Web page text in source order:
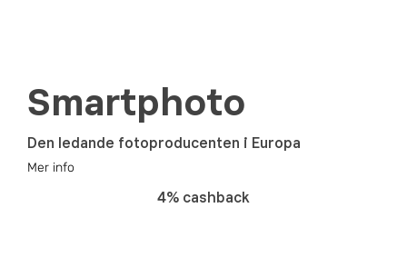
Smartphoto
Den ledande fotoproducenten i Europa
Mer info
4% cashback